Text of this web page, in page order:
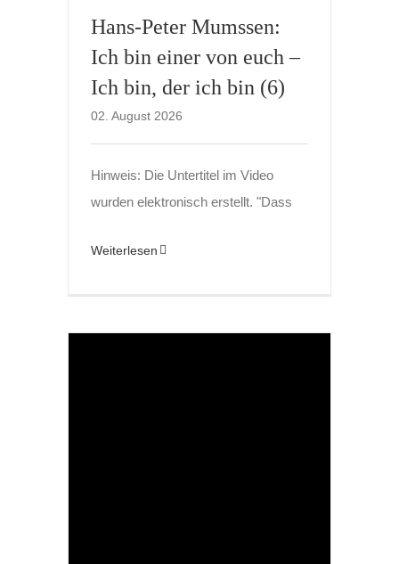
Hans-Peter Mumssen:
Ich bin einer von euch –
Ich bin, der ich bin (6)
02. August 2026
Hinweis: Die Untertitel im Video
wurden elektronisch erstellt. "Dass
Weiterlesen